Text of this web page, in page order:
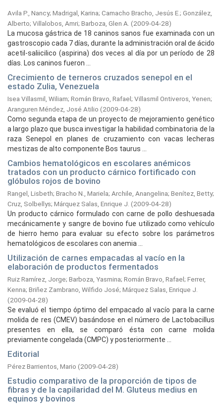
Avila P., Nancy; Madrigal, Karina; Camacho Bracho, Jesús E.; González,
Alberto; Villalobos, Amri; Barboza, Glen A. (2009-04-28)
La mucosa gástrica de 18 caninos sanos fue examinada con un
gastroscopio cada 7 días, durante la administración oral de ácido
acetil-saliicilico (aspirina) dos veces al día por un período de 28
días. Los caninos fueron ...
Crecimiento de terneros cruzados senepol en el
estado Zulia, Venezuela
Isea Villasmil, Wiliam; Román Bravo, Rafael; Villasmil Ontiveros, Yenen;
Aranguren Méndez, José Atilio (2009-04-28)
Como segunda etapa de un proyecto de mejoramiento genético
a largo plazo que busca investigar la habilidad combinatoria de la
raza Senepol en planes de cruzamiento con vacas lecheras
mestizas de alto componente Bos taurus ...
Cambios hematológicos en escolares anémicos
tratados con un producto cárnico fortificado con
glóbulos rojos de bovino
Rangel, Lisbeth; Bracho N., Mariela; Archile, Anangelina; Benítez, Betty;
Cruz, Solbellys; Márquez Salas, Enrique J. (2009-04-28)
Un producto cárnico formulado con carne de pollo deshuesada
mecánicamente y sangre de bovino fue utilizado como vehículo
de hierro hemo para evaluar su efecto sobre los parámetros
hematológicos de escolares con anemia ...
Utilización de carnes empacadas al vacío en la
elaboración de productos fermentados
Ruiz Ramírez, Jorge; Barboza, Yasmina; Román Bravo, Rafael; Ferrer,
Kenna; Briñez Zambrano, Wilfido José; Márquez Salas, Enrique J.
(2009-04-28)
Se evaluó el tiempo óptimo del empacado al vacío para la carne
molida de res (CMEV) basándose en el número de Lactobacillus
presentes en ella, se comparó ésta con carne molida
previamente congelada (CMPC) y posteriormente ...
Editorial
Pérez Barrientos, Mario (2009-04-28)
Estudio comparativo de la proporción de tipos de
fibras y de la capilaridad del M. Gluteus medius en
equinos y bovinos